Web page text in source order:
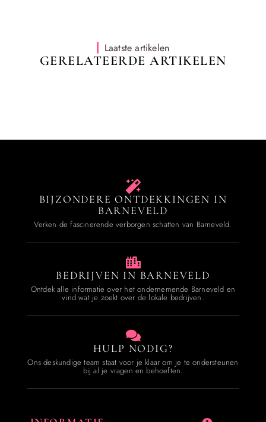
Laatste artikelen
GERELATEERDE ARTIKELEN
BIJZONDERE ONTDEKKINGEN IN
BARNEVELD
Verken de fascinerende verborgen schatten van Barneveld.
BEDRIJVEN IN BARNEVELD
Ontdek alle informatie over het ondernemende Barneveld en
vind wat je zoekt over de lokale bedrijven.
HULP NODIG?
Ons deskundige team staat voor je klaar om je te ondersteunen
bij al je vragen en behoeften.